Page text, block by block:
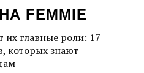
FEMMIE
главные роли: 17
которых знают